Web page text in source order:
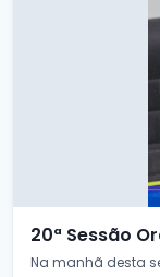
20ª Sessão
Na manhã desta